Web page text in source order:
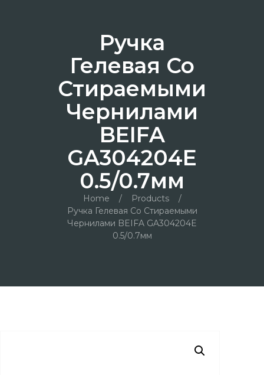
Ручка
Гелевая Со
Стираемыми
Чернилами
BEIFA
GA304204E
0.5/0.7мм
Home / Products
/
Ручка Гелевая Со Стираемыми
Чернилами BEIFA GA304204E
0.5/0.7мм